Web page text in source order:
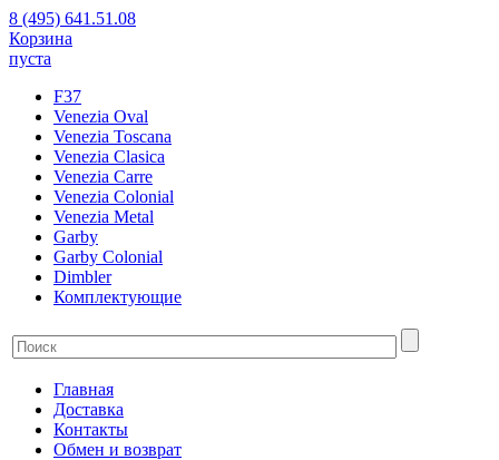
8 (495) 641.51.08
Корзина
пуста
F37
Venezia Oval
Venezia Toscana
Venezia Clasica
Venezia Carre
Venezia Colonial
Venezia Metal
Garby
Garby Colonial
Dimbler
Комплектующие
Главная
Доставка
Контакты
Обмен и возврат